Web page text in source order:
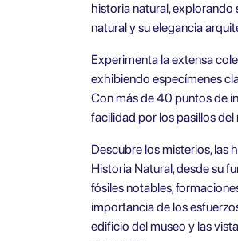
historia natural,
natural y su elegancia
Experimenta la extensa
exhibiendo especímenes
Con más de 40 puntos de
facilidad por los pasillos
Descubre los misterios, las
Historia Natural, desde su
fósiles notables,
importancia de los
edificio del museo y las